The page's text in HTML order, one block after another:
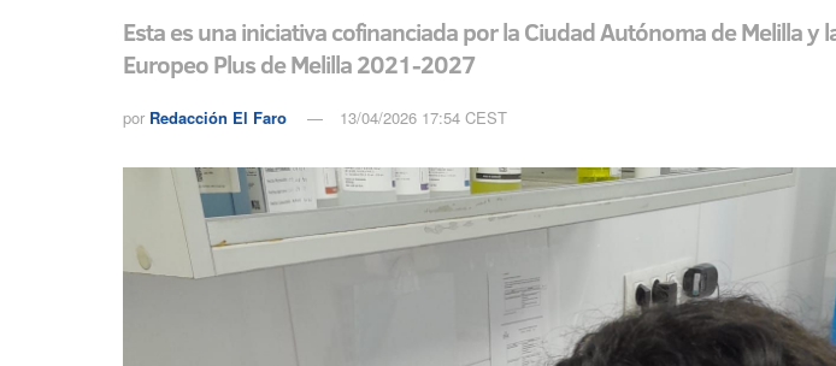
Esta es una iniciativa cofinanciada por la Ciudad Autónoma de Melilla
Europeo Plus de Melilla 2021-2027
por Redacción El Faro 13/04/2026 17:54 CEST